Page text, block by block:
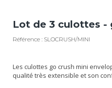
Lot de 3 culottes -
Référence : SLOCRUSH/MINI
Les culottes go crush mini
qualité très extensible et son